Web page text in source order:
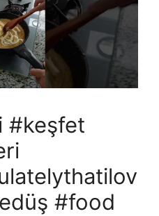
#keşfet
#food